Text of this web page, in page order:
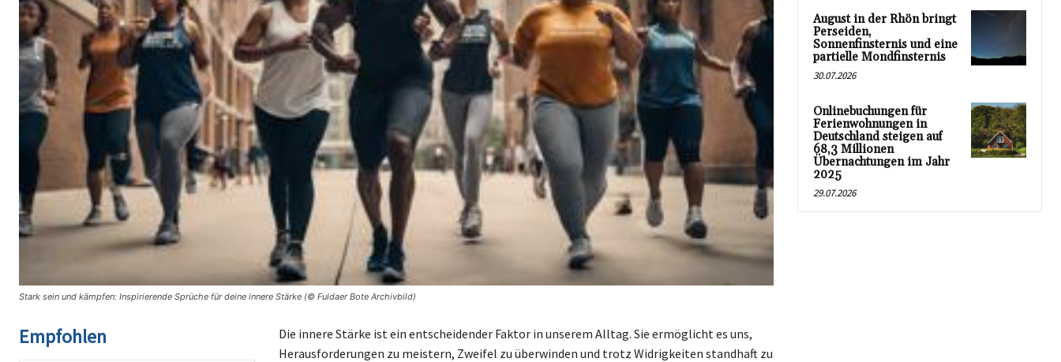
Stark sein und kämpfen: Inspirierende Sprüche für deine innere Stärke (© Fuldaer Bote Archivbild)
Empfohlen
Die innere Stärke ist ein entscheidender Faktor in unserem Alltag. Sie ermöglicht es uns,
Herausforderungen zu meistern, Zweifel zu überwinden und trotz Widrigkeiten standhaft zu
August in der Rhön bringt
Perseiden,
Sonnenfinsternis und eine
partielle Mondfinsternis
30.07.2026
Onlinebuchungen für
Ferienwohnungen in
Deutschland steigen auf
68,3 Millionen
Übernachtungen im Jahr
2025
29.07.2026